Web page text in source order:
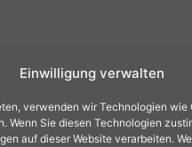
Einwilligung verwalten
verwenden wir Technologien
Wenn Sie diesen Technologien
auf dieser Website verarbeiten.